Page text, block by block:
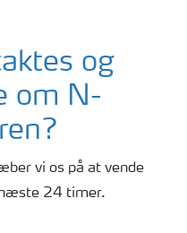
og
om N-
vi os på at vende
24 timer.